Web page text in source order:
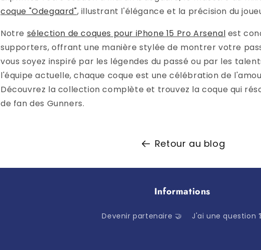
coque "Odegaard", illustrant l'élégance et la précision du
Notre sélection de coques pour iPhone 15 Pro Arsenal est
supporters, offrant une manière stylée de montrer votre
vous soyez inspiré par les légendes du passé ou par les
l'équipe actuelle, chaque coque est une célébration de
Découvrez la collection complète et trouvez la coque qui
de fan des Gunners.
Retour au blog
Informations
Devenir partenaire 🤝 J'ai une question